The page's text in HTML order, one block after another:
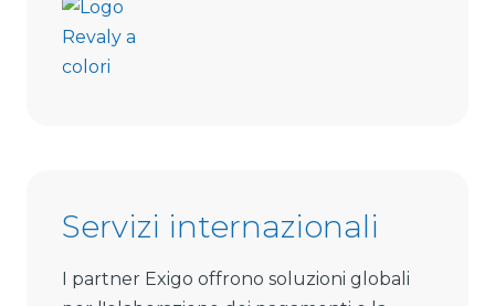
Servizi internazionali
I partner Exigo offrono soluzioni globali